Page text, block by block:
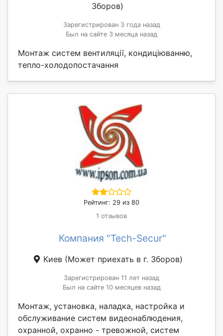
Зборов)
Зарегистрирован 3 года назад
Был на сайте 3 месяца назад
Монтаж систем вентиляції, кондиціюванню,
тепло-холодопостачання
Рейтинг: 29 из 80
1 отзывов
Компания "Tech-Secur"
Киев (Может приехать в г. Зборов)
Зарегистрирован 11 лет назад
Был на сайте 10 месяцев назад
Монтаж, установка, наладка, настройка и
обслуживание систем видеонаблюдения,
охранной, охранно - тревожной, систем